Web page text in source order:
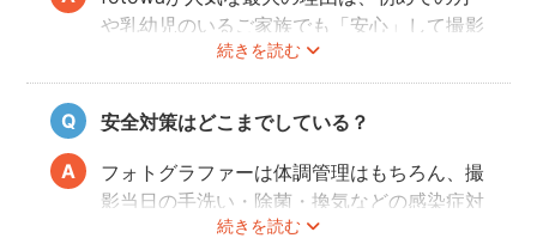
続きを読む
や乳幼児のいるご家族でも「安心」して撮影
を楽しんでいただけることです。
厳しい審査を通過した、赤ちゃん・子どもの
扱いに慣れているパパ・ママ世代のカメラマ
ンが全国に多数在籍。
またどのカメラマンでも指名料は一切ござい
ません。分かりやすい料金体系も人気のポイ
安全対策はどこまでしている？
続きを読む
フォトグラファーは体調管理はもちろん、撮
影当日の手洗い・除菌・換気などの感染症対
策や、熱中症予防に努めます。